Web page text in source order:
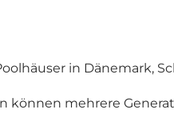
in Dänemark,
können mehrere